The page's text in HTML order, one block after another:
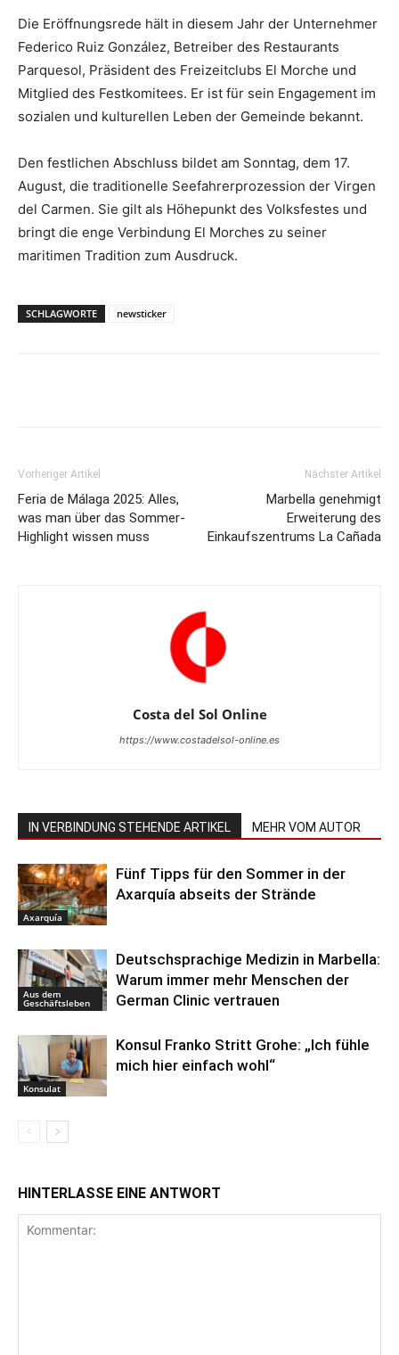
Die Eröffnungsrede hält in diesem Jahr der Unternehmer
Federico Ruiz González, Betreiber des Restaurants
Parquesol, Präsident des Freizeitclubs El Morche und
Mitglied des Festkomitees. Er ist für sein Engagement im
sozialen und kulturellen Leben der Gemeinde bekannt.
Den festlichen Abschluss bildet am Sonntag, dem 17.
August, die traditionelle Seefahrerprozession der Virgen
del Carmen. Sie gilt als Höhepunkt des Volksfestes und
bringt die enge Verbindung El Morches zu seiner
maritimen Tradition zum Ausdruck.
SCHLAGWORTE newsticker
Vorheriger Artikel
Feria de Málaga 2025: Alles,
was man über das Sommer-
Highlight wissen muss
Nächster Artikel
Marbella genehmigt
Erweiterung des
Einkaufszentrums La Cañada
Costa del Sol Online
https://www.costadelsol-online.es
IN VERBINDUNG STEHENDE ARTIKEL MEHR VOM AUTOR
Axarquía
Fünf Tipps für den Sommer in der
Axarquía abseits der Strände
Aus dem
Geschäftsleben
Deutschsprachige Medizin in Marbella:
Warum immer mehr Menschen der
German Clinic vertrauen
Konsulat
Konsul Franko Stritt Grohe: „Ich fühle
mich hier einfach wohl“
HINTERLASSE EINE ANTWORT